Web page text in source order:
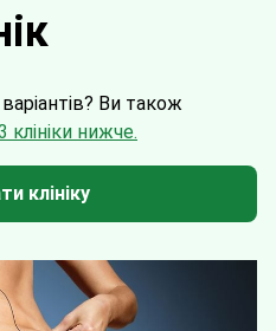
Ви також
клініки нижче.
клініку